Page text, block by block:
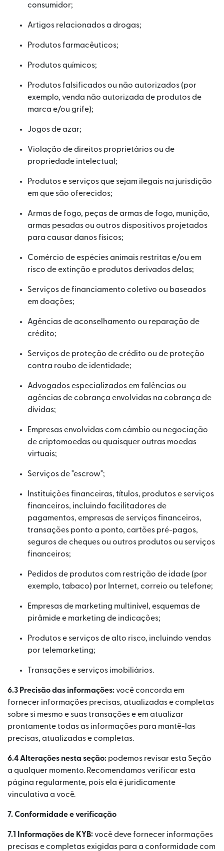
consumidor;
Artigos relacionados a drogas;
Produtos farmacêuticos;
Produtos químicos;
Produtos falsificados ou não autorizados (por
exemplo, venda não autorizada de produtos de
marca e/ou grife);
Jogos de azar;
Violação de direitos proprietários ou de
propriedade intelectual;
Produtos e serviços que sejam ilegais na jurisdição
em que são oferecidos;
Armas de fogo, peças de armas de fogo, munição,
armas pesadas ou outros dispositivos projetados
para causar danos físicos;
Comércio de espécies animais restritas e/ou em
risco de extinção e produtos derivados delas;
Serviços de financiamento coletivo ou baseados
em doações;
Agências de aconselhamento ou reparação de
crédito;
Serviços de proteção de crédito ou de proteção
contra roubo de identidade;
Advogados especializados em falências ou
agências de cobrança envolvidas na cobrança de
dívidas;
Empresas envolvidas com câmbio ou negociação
de criptomoedas ou quaisquer outras moedas
virtuais;
Serviços de "escrow";
Instituições financeiras, títulos, produtos e serviços
financeiros, incluindo facilitadores de
pagamentos, empresas de serviços financeiros,
transações ponto a ponto, cartões pré-pagos,
seguros de cheques ou outros produtos ou serviços
financeiros;
Pedidos de produtos com restrição de idade (por
exemplo, tabaco) por Internet, correio ou telefone;
Empresas de marketing multinível, esquemas de
pirâmide e marketing de indicações;
Produtos e serviços de alto risco, incluindo vendas
por telemarketing;
Transações e serviços imobiliários.
6.3 Precisão das informações:você concorda em
fornecer informações precisas, atualizadas e completas
sobre si mesmo e suas transações e em atualizar
prontamente todas as informações para mantê-las
precisas, atualizadas e completas.
6.4 Alterações nesta seção: podemos revisar esta Seção
a qualquer momento. Recomendamos verificar esta
página regularmente, pois ela é juridicamente
vinculativa a você.
7. Conformidade e verificação
7.1 Informações de KYB:você deve fornecer informações
precisas e completas exigidas para a conformidade com